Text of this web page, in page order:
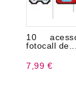
10
fotocall de...
7,99 €